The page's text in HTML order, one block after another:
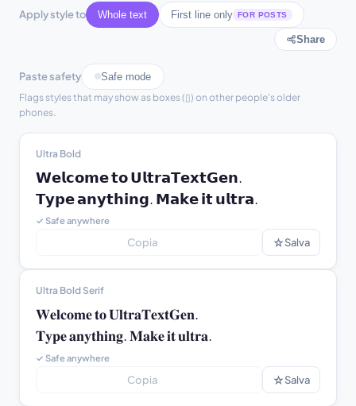
Apply style to Whole text First line only FOR POSTS
Share
Paste safety
Safe mode
Flags styles that may show as boxes (▯) on other people's older
phones.
Ultra Bold
𝗪𝗲𝗹𝗰𝗼𝗺𝗲 𝘁𝗼 𝗨𝗹𝘁𝗿𝗮𝗧𝗲𝘅𝘁𝗚𝗲𝗻.
𝗧𝘆𝗽𝗲 𝗮𝗻𝘆𝘁𝗵𝗶𝗻𝗴. 𝗠𝗮𝗸𝗲 𝗶𝘁 𝘂𝗹𝘁𝗿𝗮.
✓ Safe anywhere
Copia ☆Salva
Ultra Bold Serif
𝐖𝐞𝐥𝐜𝐨𝐦𝐞 𝐭𝐨 𝐔𝐥𝐭𝐫𝐚𝐓𝐞𝐱𝐭𝐆𝐞𝐧.
𝐓𝐲𝐩𝐞 𝐚𝐧𝐲𝐭𝐡𝐢𝐧𝐠. 𝐌𝐚𝐤𝐞 𝐢𝐭 𝐮𝐥𝐭𝐫𝐚.
✓ Safe anywhere
Copia ☆Salva